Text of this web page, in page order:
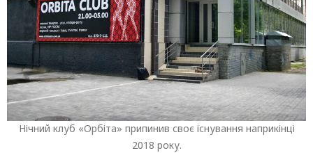
Нічний клуб «Орбіта» припинив своє існування наприкінці
2018 року.